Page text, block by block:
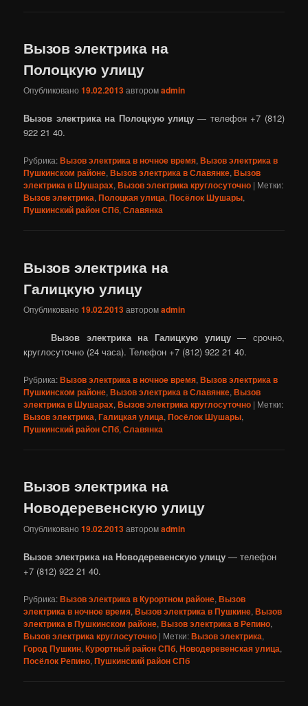
Вызов электрика на
Полоцкую улицу
Опубликовано19.02.2013авторомadmin
Вызов электрика на Полоцкую улицу — телефон +7 (812)
922 21 40.
Рубрика:Вызов электрика в ночное время,Вызов электрика в
Пушкинском районе,Вызов электрика в Славянке,Вызов
электрика в Шушарах,Вызов электрика круглосуточно | Метки:
Вызов электрика,Полоцкая улица,Посёлок Шушары,
Пушкинский район СПб,Славянка
Вызов электрика на
Галицкую улицу
Опубликовано19.02.2013авторомadmin
Вызов электрика на Галицкую улицу— срочно,
круглосуточно (24 часа). Телефон +7 (812) 922 21 40.
Рубрика:Вызов электрика в ночное время,Вызов электрика в
Пушкинском районе,Вызов электрика в Славянке,Вызов
электрика в Шушарах,Вызов электрика круглосуточно | Метки:
Вызов электрика,Галицкая улица,Посёлок Шушары,
Пушкинский район СПб,Славянка
Вызов электрика на
Новодеревенскую улицу
Опубликовано19.02.2013авторомadmin
Вызов электрика на Новодеревенскую улицу — телефон
+7 (812) 922 21 40.
Рубрика:Вызов электрика в Курортном районе,Вызов
электрика в ночное время,Вызов электрика в Пушкине,Вызов
электрика в Пушкинском районе,Вызов электрика в Репино,
Вызов электрика круглосуточно | Метки:Вызов электрика,
Город Пушкин,Курортный район СПб,Новодеревенская улица,
Посёлок Репино,Пушкинский район СПб